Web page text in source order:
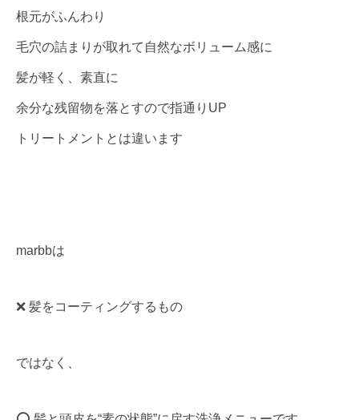
根元がふんわり
毛穴の詰まりが取れて自然なボリューム感に
髪が軽く、素直に
余分な残留物を落とすので指通りUP
トリートメントとは違います
marbbは
❌ 髪をコーティングするもの
ではなく、